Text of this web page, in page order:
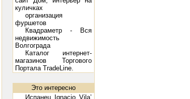
куличках
организация
фуршетов
Квадраметр - Вся
недвижимость
Волгограда
Каталог интернет-
магазиновТоргового
Портала TradeLine.
Это интересно
Испанец Ignacio Vila’